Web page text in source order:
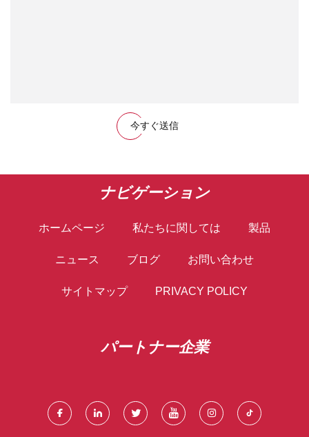
今すぐ送信
ナビゲーション
ホームページ 私たちに関しては 製品
ニュース ブログ お問い合わせ
サイトマップ PRIVACY POLICY
パートナー企業